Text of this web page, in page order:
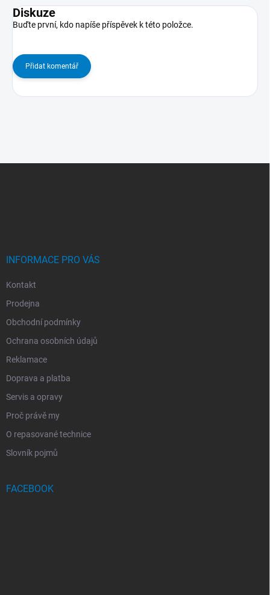
Diskuze
Buďte první, kdo napíše příspěvek k této položce.
Přidat komentář
INFORMACE PRO VÁS
Kontakt
Prodejna
Obchodní podmínky
Ochrana osobních údajů
Reklamace
Doprava a platba
Servis a opravy
Proč právě my
O repasované technice
Slovník pojmů
FACEBOOK